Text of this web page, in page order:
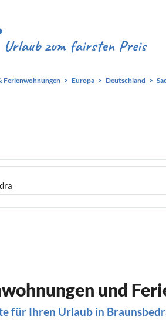
Ferienwohnungen Europa Deutschland
und
für Ihren Urlaub in